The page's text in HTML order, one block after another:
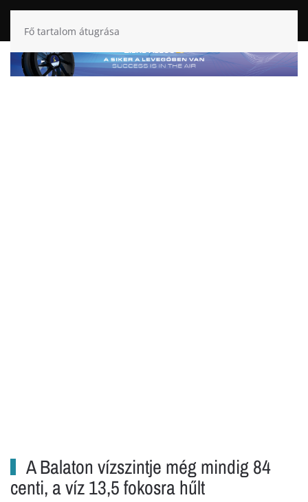
Fő tartalom átugrása
A Balaton vízszintje még mindig 84
centi, a víz 13,5 fokosra hűlt